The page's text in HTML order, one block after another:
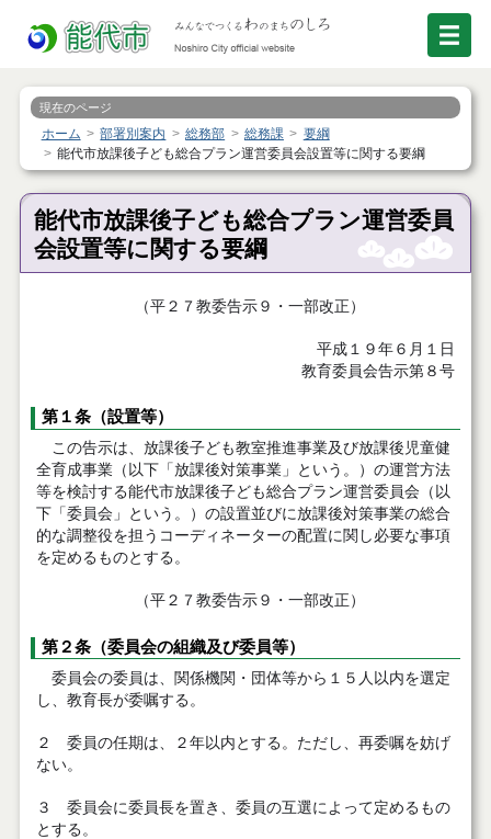
現在のページ
ホーム 部署別案内 総務部 総務課
要綱
能代市放課後子ども総合プラン運営委員会設置等に関する要綱
能代市放課後子ども総合プラン運営委員
会設置等に関する要綱
（平２７教委告示９・一部改正）
平成１９年６月１日
教育委員会告示第８号
第１条（設置等）
この告示は、放課後子ども教室推進事業及び放課後児童健
全育成事業（以下「放課後対策事業」という。）の運営方法
等を検討する能代市放課後子ども総合プラン運営委員会（以
下「委員会」という。）の設置並びに放課後対策事業の総合
的な調整役を担うコーディネーターの配置に関し必要な事項
を定めるものとする。
（平２７教委告示９・一部改正）
第２条（委員会の組織及び委員等）
委員会の委員は、関係機関・団体等から１５人以内を選定
し、教育長が委嘱する。
２ 委員の任期は、２年以内とする。ただし、再委嘱を妨げ
ない。
３ 委員会に委員長を置き、委員の互選によって定めるもの
とする。